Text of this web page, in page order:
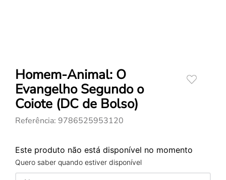
Homem-Animal: O
Evangelho Segundo o
Coiote (DC de Bolso)
Referência: 9786525953120
Este produto não está disponível no momento
Quero saber quando estiver disponível